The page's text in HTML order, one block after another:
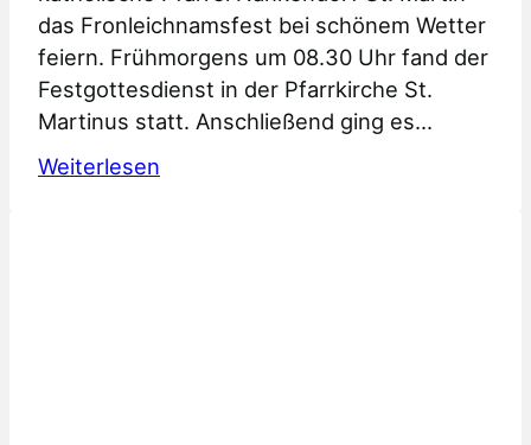
das Fronleichnamsfest bei schönem Wetter
feiern. Frühmorgens um 08.30 Uhr fand der
Festgottesdienst in der Pfarrkirche St.
Martinus statt. Anschließend ging es…
Weiterlesen